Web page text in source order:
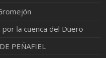
la cuenca del Duero
PEÑAFIEL